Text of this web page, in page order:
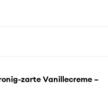
zarte Vanillecreme –